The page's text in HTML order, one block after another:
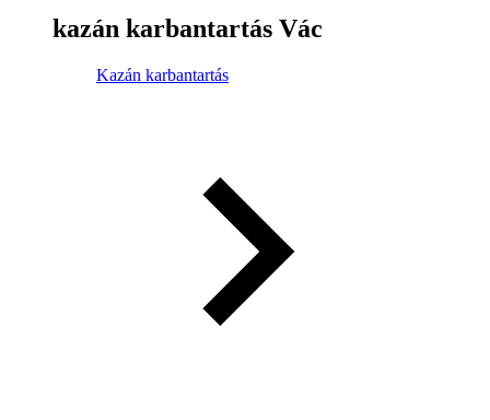
kazán karbantartás Vác
Kazán karbantartás